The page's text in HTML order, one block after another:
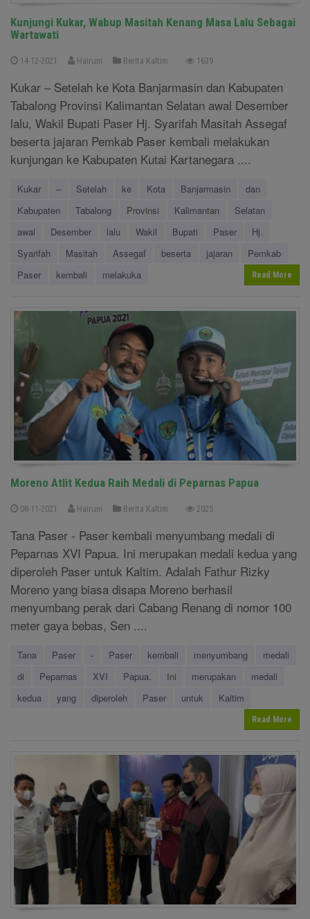
Kunjungi Kukar, Wabup Masitah Kenang Masa Lalu Sebagai
Wartawati
14-12-2021 Hairuni Berita Kaltim 1639
Kukar – Setelah ke Kota Banjarmasin dan Kabupaten
Tabalong Provinsi Kalimantan Selatan awal Desember
lalu, Wakil Bupati Paser Hj. Syarifah Masitah Assegaf
beserta jajaran Pemkab Paser kembali melakukan
kunjungan ke Kabupaten Kutai Kartanegara ....
Kukar – Setelah ke Kota Banjarmasin
dan
Kabupaten
Tabalong Provinsi Kalimantan
Selatan
awal
Desember lalu Wakil Bupati Paser
Hj.
Syarifah
Masitah Assegaf beserta jajaran
Pemkab
Paser
kembali melakuka Read More
Moreno Atlit Kedua Raih Medali di Peparnas Papua
08-11-2021 Hairuni Berita Kaltim 2025
Tana Paser - Paser kembali menyumbang medali di
Peparnas XVI Papua. Ini merupakan medali kedua yang
diperoleh Paser untuk Kaltim. Adalah Fathur Rizky
Moreno yang biasa disapa Moreno berhasil
menyumbang perak dari Cabang Renang di nomor 100
meter gaya bebas, Sen ....
Tana Paser - Paser kembali menyumbang
medali
di
Peparnas XVI Papua. Ini merupakan
medali
kedua
yang diperoleh Paser untuk Kaltim
Read More